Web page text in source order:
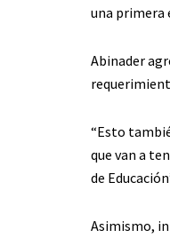
una primera
Abinader
“Esto
que van a
de
Asimismo,